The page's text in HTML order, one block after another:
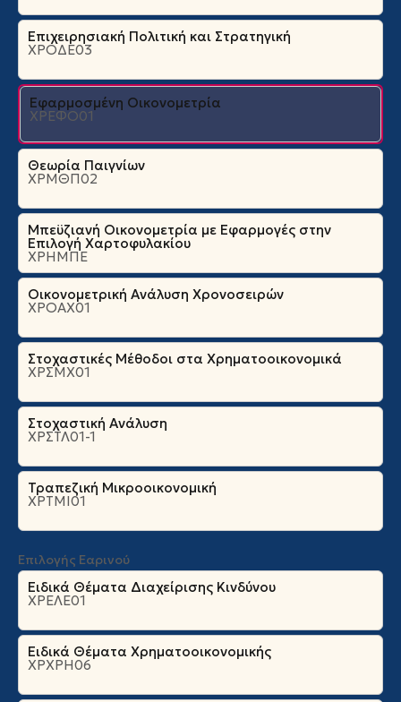
Επιχειρησιακή Πολιτική και Στρατηγική
ΧΡΟΔΕ03
Εφαρμοσμένη Οικονομετρία
ΧΡΕΦΟ01
Θεωρία Παιγνίων
ΧΡΜΘΠ02
Μπεϋζιανή Οικονομετρία με Εφαρμογές στην
Επιλογή Χαρτοφυλακίου
ΧΡΗΜΠΕ
Οικονομετρική Ανάλυση Χρονοσειρών
ΧΡΟΑΧ01
Στοχαστικές Μέθοδοι στα Χρηματοοικονομικά
ΧΡΣΜΧ01
Στοχαστική Ανάλυση
ΧΡΣΤΛ01-1
Τραπεζική Μικροοικονομική
ΧΡΤΜΙ01
Επιλογής Εαρινού
Ειδικά Θέματα Διαχείρισης Κινδύνου
ΧΡΕΛΕ01
Ειδικά Θέματα Χρηματοοικονομικής
ΧΡΧΡΗ06